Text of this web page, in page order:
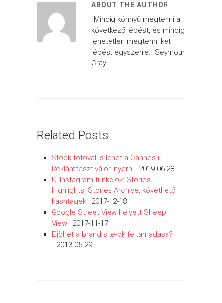
ABOUT THE AUTHOR
"Mindig könnyű megtenni a
következő lépést, és mindig
lehetetlen megtenni két
lépést egyszerre." Seymour
Cray
Related Posts
Stock fotóval is lehet a Cannes-i
Reklámfesztiválon nyerni
2019-06-28
Új Instagram funkciók: Stories
Highlights, Stories Archive, követhető
hashtagek
2017-12-18
Google Street View helyett Sheep
View
2017-11-17
Eljöhet a brand site-ok feltámadása?
2013-05-29